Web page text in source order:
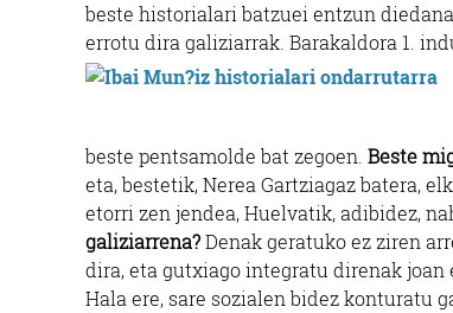
beste historialari batzuei entzun
errotu dira galiziarrak. Barakaldora 1.
beste pentsamolde bat zegoen. Beste
eta, bestetik, Nerea Gartziagaz batera,
etorri zen jendea, Huelvatik, adibidez,
galiziarrena?Denak geratuko ez ziren
dira, eta gutxiago integratu direnak
Hala ere, sare sozialen bidez konturatu